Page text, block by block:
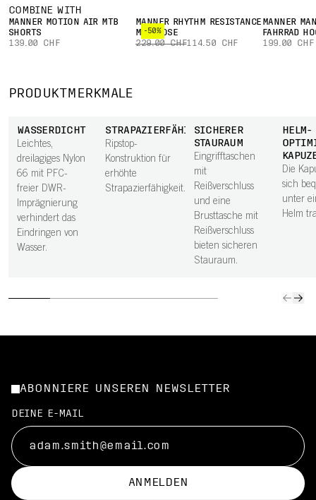
COMBINE WITH
MÄNNER MOTION AIR MTB
SHORTS
139.00 CHF
-50%
MÄNNER RHYTHM RESISTANCE
MTB HOSE
229.00 CHF114.50 CHF
MÄNNER
FAHRRAD
199.00 CHF
PRODUKTMERKMALE
WASSERDICHT
Leichtes,
dreilagiges Nylon
66 mit PFC-
freier DWR-
Imprägnierung
verhindert das
Eindringen von
Wasser.
STRAPAZIERFÄHIG
Ripstop-
Konstruktion für
erhöhte
Strapazierfähigkeit.
SICHERER
STAURAUM
Eingrifftaschen
mit
Reißverschluss
und eine
Brusttasche mit
Reißverschluss
bieten sicheren
Stauraum.
HELM-
Die
sich
unter
Helm
ABONNIERE UNSEREN NEWSLETTER
DEINE E-MAIL
ANMELDEN